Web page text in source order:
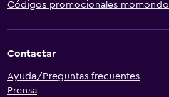
Códigos promocionales momondo
Contactar
Ayuda/Preguntas frecuentes
Prensa